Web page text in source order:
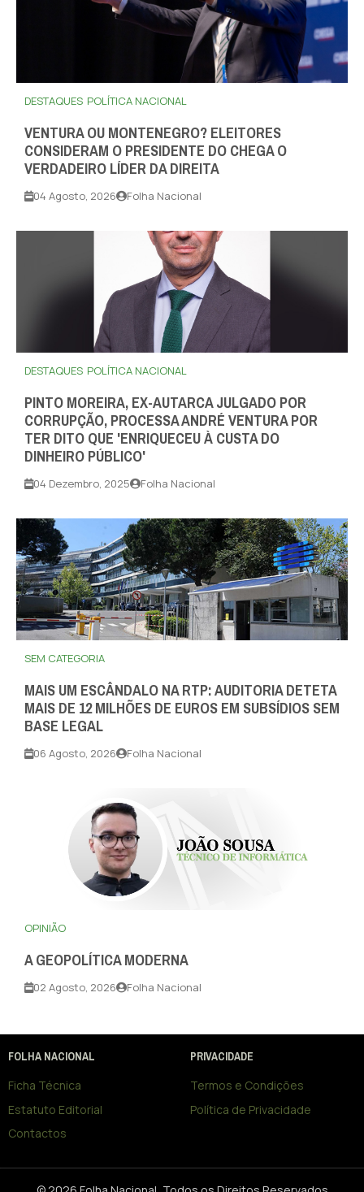
DESTAQUES POLÍTICA NACIONAL
VENTURA OU MONTENEGRO? ELEITORES
CONSIDERAM O PRESIDENTE DO CHEGA O
VERDADEIRO LÍDER DA DIREITA
04 Agosto, 2026 Folha Nacional
DESTAQUES POLÍTICA NACIONAL
PINTO MOREIRA, EX-AUTARCA JULGADO POR
CORRUPÇÃO, PROCESSA ANDRÉ VENTURA POR
TER DITO QUE 'ENRIQUECEU À CUSTA DO
DINHEIRO PÚBLICO'
04 Dezembro, 2025 Folha Nacional
SEM CATEGORIA
MAIS UM ESCÂNDALO NA RTP: AUDITORIA DETETA
MAIS DE 12 MILHÕES DE EUROS EM SUBSÍDIOS SEM
BASE LEGAL
06 Agosto, 2026 Folha Nacional
OPINIÃO
A GEOPOLÍTICA MODERNA
02 Agosto, 2026 Folha Nacional
FOLHA NACIONAL
Ficha Técnica
Estatuto Editorial
Contactos
PRIVACIDADE
Termos e Condições
Política de Privacidade